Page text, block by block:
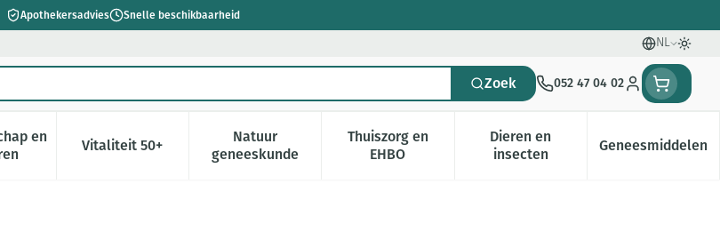
Apothekersadvies Snelle beschikbaarheid
NL
Talen
Zoek 052 47 04 02
Klant menu
hygiëne categorie
voeding en vitamines categorie
en
submenu voor Zwangerschap en kinderen categorie
Vitaliteit 50+Toon submenu voor Vitaliteit 50+ categorie
Natuur
geneeskundeToon submenu voor Natuur geneeskunde categorie
Thuiszorg en
EHBOToon submenu voor Thuiszorg en EHBO categorie
Dieren en
insectenToon submenu voor Dieren en
Geneesmiddelen
Toon